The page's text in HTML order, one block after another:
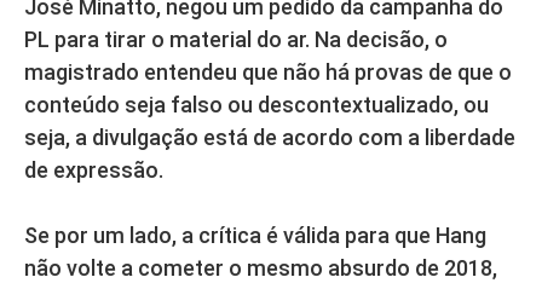
José Minatto, negou um pedido da campanha do
PL para tirar o material do ar. Na decisão, o
magistrado entendeu que não há provas de que o
conteúdo seja falso ou descontextualizado, ou
seja, a divulgação está de acordo com a liberdade
de expressão.
Se por um lado, a crítica é válida para que Hang
não volte a cometer o mesmo absurdo de 2018,